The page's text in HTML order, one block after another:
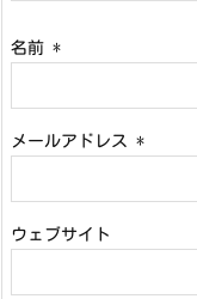
名前 *
メールアドレス *
ウェブサイト